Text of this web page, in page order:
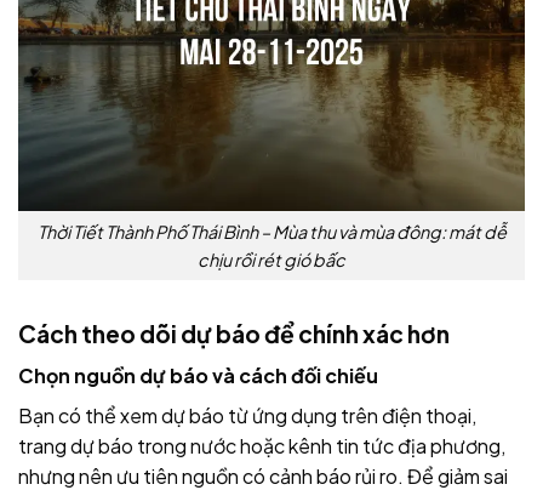
Thời Tiết Thành Phố Thái Bình – Mùa thu và mùa đông: mát dễ
chịu rồi rét gió bấc
Cách theo dõi dự báo để chính xác hơn
Chọn nguồn dự báo và cách đối chiếu
Bạn có thể xem dự báo từ ứng dụng trên điện thoại,
trang dự báo trong nước hoặc kênh tin tức địa phương,
nhưng nên ưu tiên nguồn có cảnh báo rủi ro. Để giảm sai